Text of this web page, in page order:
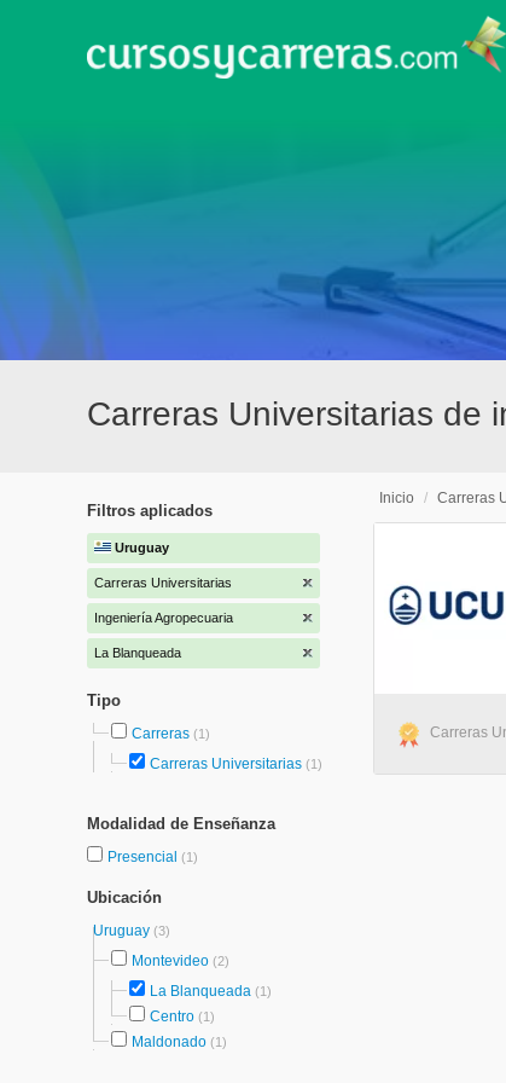
Carreras Universitarias de
Filtros aplicados
Uruguay
Carreras Universitarias
Ingeniería Agropecuaria
La Blanqueada
Tipo
Carreras (1)
Carreras Universitarias (1)
Modalidad de Enseñanza
Presencial (1)
Ubicación
Uruguay (3)
Montevideo (2)
La Blanqueada (1)
Centro (1)
Maldonado (1)
Inicio / Carreras
Carreras